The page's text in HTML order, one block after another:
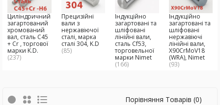
Циліндричний
загартований
хромований
вал, сталь C45
+ Cr , торгової
марки K.D.
(237)
Прецизійні
вали з
нержавіючої
сталі, марка
сталі 304, K.D
(85)
Індукційно
загартовані та
шліфовані
лінійні вали,
сталь Cf53,
торговельної
марки Nimet
(166)
Індукційно
загартовані та
шліфовані
нержавіючі
лінійні вали,
X90CrMoV18
(WRA), Nimet
(93)
Порівняння Товарів (0)